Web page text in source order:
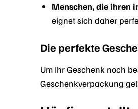
Menschen, die ihren
eignet sich daher
Die perfekte
Um Ihr Geschenk noch
Geschenkverpackung